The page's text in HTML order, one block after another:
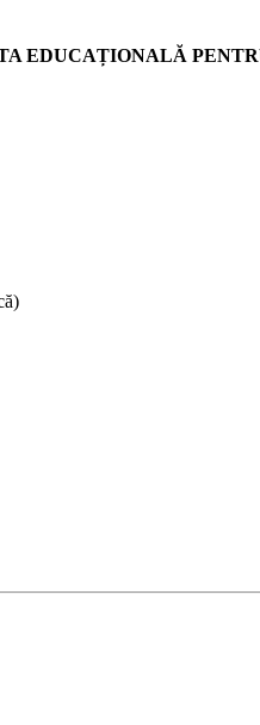
EDUCAȚIONALĂ